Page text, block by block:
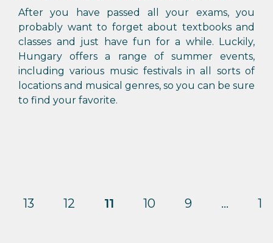
After you have passed all your exams, you
probably want to forget about textbooks and
classes and just have fun for a while. Luckily,
Hungary offers a range of summer events,
including various music festivals in all sorts of
locations and musical genres, so you can be sure
to find your favorite.
1
…
9
10
11
12
13